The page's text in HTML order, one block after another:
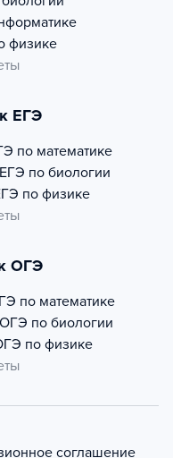
физике
ЕГЭ
по математике
по биологии
по физике
ОГЭ
по математике
по биологии
по физике
соглашение